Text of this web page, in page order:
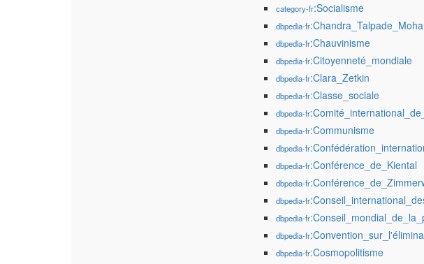
category-fr:Socialisme
dbpedia-fr
dbpedia-fr:Chauvinisme
dbpedia-fr:Citoyenneté_mondiale
dbpedia-fr:Clara_Zetkin
dbpedia-fr:Classe_sociale
dbpedia-fr
dbpedia-fr:Communisme
dbpedia-fr
dbpedia-fr:Conférence_de_Kiental
dbpedia-fr
dbpedia-fr
dbpedia-fr
dbpedia-fr
dbpedia-fr:Cosmopolitisme